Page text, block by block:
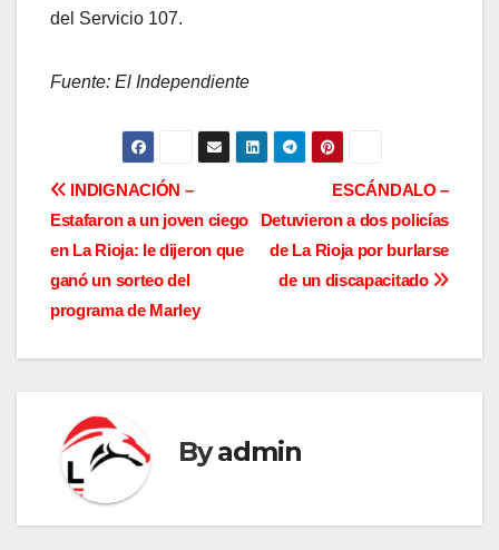
del Servicio 107.
Fuente: El Independiente
N
a
v
e
a
c
i
ESCÁNDALO –
Detuvieron a dos policías
de La Rioja por burlarse
de un discapacitado
INDIGNACIÓN –
Estafaron a un joven ciego
en La Rioja: le dijeron que
ganó un sorteo del
programa de Marley
Byadmin